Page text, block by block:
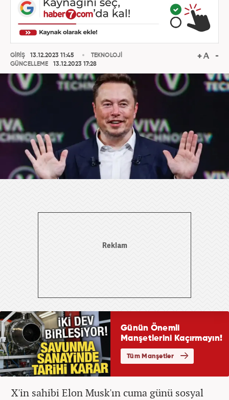
GİRİŞ
13.12.2023 11:45
GÜNCELLEME
13.12.2023 17:28
TEKNOLOJİ
X'in sahibi Elon Musk'ın cuma günü sosyal